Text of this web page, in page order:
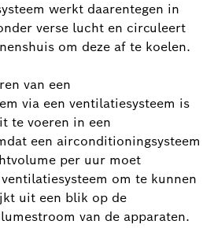
werkt daarentegen in
verse lucht en circuleert
om deze af te koelen.
van een
via een ventilatiesysteem is
te voeren in een
een airconditioningsysteem
per uur moet
om te kunnen
uit een blik op de
van de apparaten.